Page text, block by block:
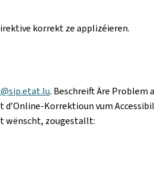
korrekt ze applizéieren.
. Beschreift Äre Problem
Korrektioun vum
wënscht, zougestallt: